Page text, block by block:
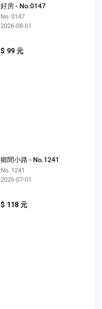
好房 - No.0147
No. 0147
2026-08-01
$ 99 元
鄉間小路 - No.1241
No. 1241
2026-07-01
$ 118 元